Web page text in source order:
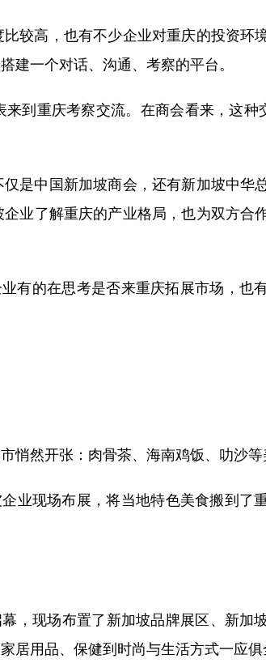
高，也有不少企业对重庆的投资环
建一个对话、沟通、考察的平台。
重庆考察交流。在商会看来，这种
中国新加坡商会，还有新加坡中华
业了解重庆的产业格局，也为双方合
的在思考是否来重庆拓展市场，也
然开张：肉骨茶、海南鸡饭、叻沙等
现场布展，将当地特色美食搬到了
，现场布置了新加坡品牌展区、新加
用品、保健到时尚与生活方式一应俱